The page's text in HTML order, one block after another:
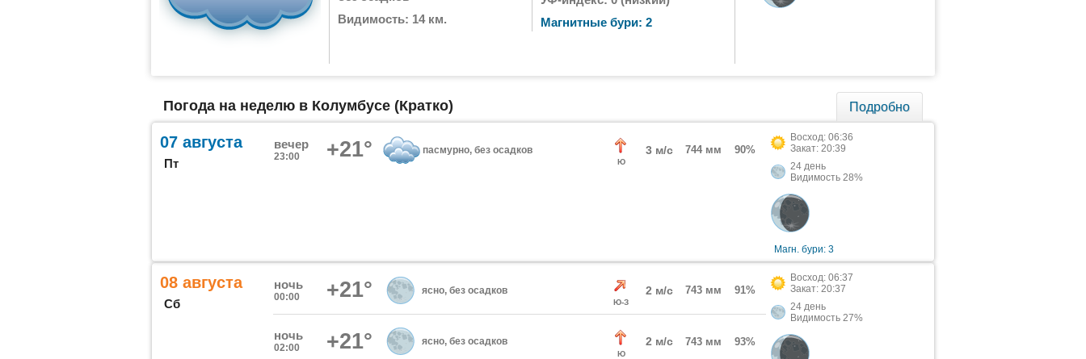
Видимость: 14 км.
Магнитные бури: 2
Погода на неделю в Колумбусе (Кратко) Подробно
07 августа
Пт
вечер
23:00 +21° пасмурно, без осадков
Ю
3 м/с 744 мм 90%
Восход: 06:36
Закат: 20:39
24 день
Видимость 28%
Магн. бури: 3
08 августа
Сб
ночь
00:00 +21° ясно, без осадков
Ю-З
2 м/с 743 мм 91%
ночь
02:00 +21° ясно, без осадков
Ю
2 м/с 743 мм 93%
Восход: 06:37
Закат: 20:37
24 день
Видимость 27%